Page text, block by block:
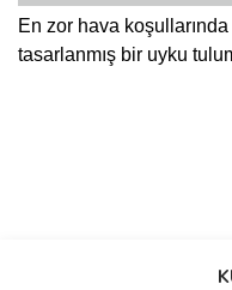
En zor hava koşullarında
tasarlanmış bir uyku
Bu